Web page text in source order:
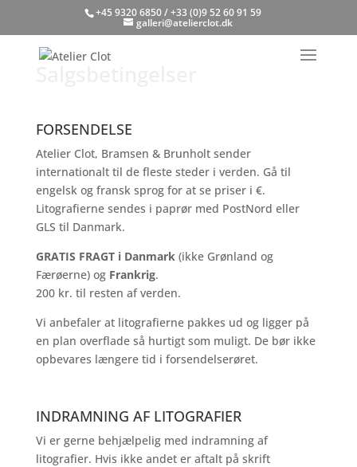
+45 9320 6850 / +33 (0)9 52 60 91 59
galleri@atelierclot.dk
FORSENDELSE
Atelier Clot, Bramsen & Brunholt sender
internationalt til de fleste steder i verden. Gå til
engelsk og fransk sprog for at se priser i €.
Litografierne sendes i paprør med PostNord eller
GLS til Danmark.
GRATIS FRAGT i Danmark(ikke Grønland og
Færøerne) og Frankrig.
200 kr. til resten af verden.
Vi anbefaler at litografierne pakkes ud og ligger på
en plan overflade så hurtigt som muligt. De bør ikke
opbevares længere tid i forsendelserøret.
INDRAMNING AF LITOGRAFIER
Vi er gerne behjælpelig med indramning af
litografier. Hvis ikke andet er aftalt på skrift